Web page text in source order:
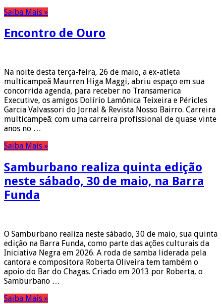
Saiba Mais »
Encontro de Ouro
Na noite desta terça-feira, 26 de maio, a ex-atleta
multicampeã Maurren Higa Maggi, abriu espaço em sua
concorrida agenda, para receber no Transamerica
Executive, os amigos Dolírio Lamônica Teixeira e Péricles
Garcia Valvassori do Jornal & Revista Nosso Bairro. Carreira
multicampeã: com uma carreira profissional de quase vinte
anos no …
Saiba Mais »
Samburbano realiza quinta edição
neste sábado, 30 de maio, na Barra
Funda
O Samburbano realiza neste sábado, 30 de maio, sua quinta
edição na Barra Funda, como parte das ações culturais da
Iniciativa Negra em 2026. A roda de samba liderada pela
cantora e compositora Roberta Oliveira tem também o
apoio do Bar do Chagas. Criado em 2013 por Roberta, o
Samburbano …
Saiba Mais »